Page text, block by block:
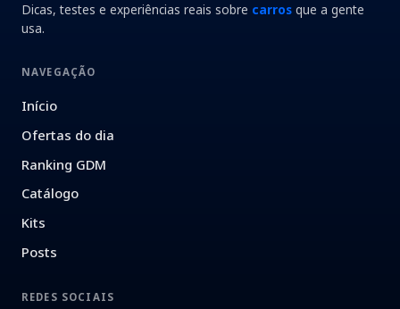
Dicas, testes e experiências reais sobre carros que a gente
usa.
NAVEGAÇÃO
Início
Ofertas do dia
Ranking GDM
Catálogo
Kits
Posts
REDES SOCIAIS